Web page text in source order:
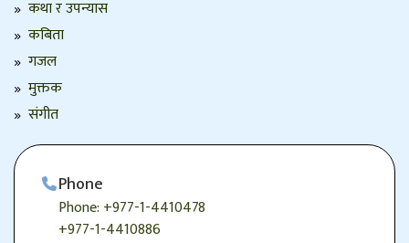
कथा र उपन्यास
कबिता
गजल
मुक्तक
संगीत
Phone
Phone: +977-1-4410478
+977-1-4410886